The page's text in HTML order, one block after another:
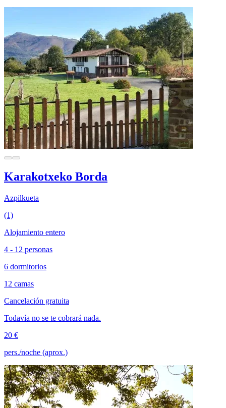
Karakotxeko Borda
Azpilkueta
(1)
Alojamiento entero
4 - 12 personas
6 dormitorios
12 camas
Cancelación gratuita
Todavía no se te cobrará nada.
20 €
pers./noche (aprox.)